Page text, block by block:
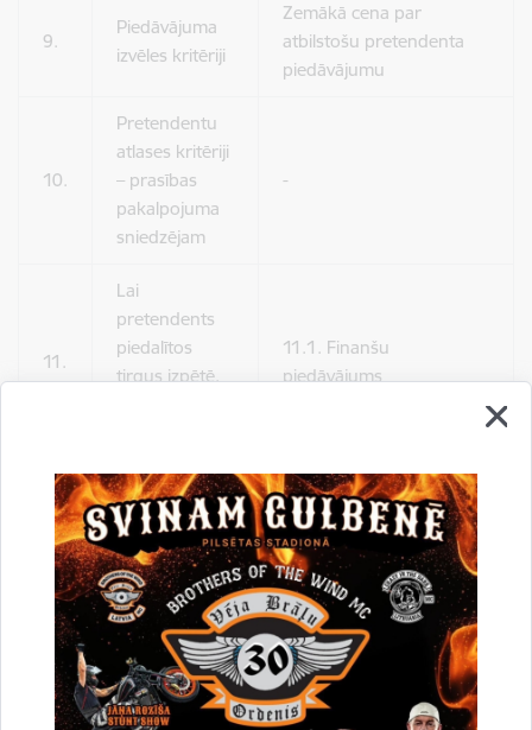
9.
Piedāvājuma
izvēles kritēriji
Zemākā cena par
atbilstošu pretendenta
piedāvājumu
10.
Pretendentu
atlases kritēriji
– prasības
pakalpojuma
sniedzējam
-
11.
Lai
pretendents
piedalītos
tirgus izpētē,
11.1. Finanšu
piedāvājums
12.
Piedāvājuma
iesniegšana
(vieta, termiņš,
veids)
Līdz 31.01.2025., sūtot
Finanšu piedāvājumu
uzkristaps.dauksts@gulb
ene.lv
13.
Piedāvājuma
derīguma
termiņš
30 dienas